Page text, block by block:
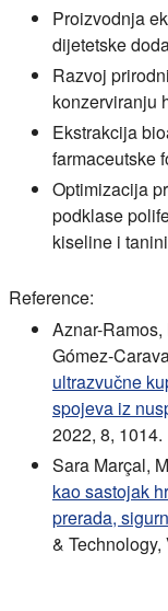
Proizvodnja
dijetetske
Razvoj
konzerviranju
Ekstrakcija
farmaceutske
Optimizacija
podklase
kiseline i tanini
Reference:
Aznar-Ramos,
Gómez-
ultrazvučne
spojeva iz
2022, 8, 1014.
Sara Marçal,
kao sastojak
prerada,
&